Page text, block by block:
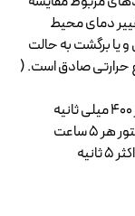
دمای محيط
و يا برگشت به حالت
حرارتی صادق است. (
ساعت